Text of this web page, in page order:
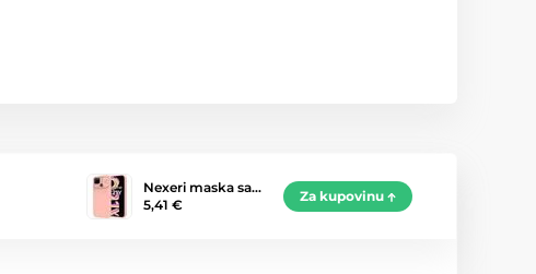
Nexeri maska sa…
5,41 €
Za kupovinu